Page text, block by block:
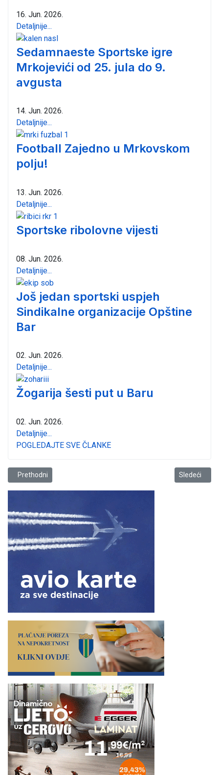
16. Jun. 2026.
Detaljnije...
Sedamnaeste Sportske igre
Mrkojevići od 25. jula do 9.
avgusta
14. Jun. 2026.
Detaljnije...
Football Zajedno u Mrkovskom
polju!
13. Jun. 2026.
Detaljnije...
Sportske ribolovne vijesti
08. Jun. 2026.
Detaljnije...
Još jedan sportski uspjeh
Sindikalne organizacije Opštine
Bar
02. Jun. 2026.
Detaljnije...
Žogarija šesti put u Baru
02. Jun. 2026.
Detaljnije...
POGLEDAJTE SVE ČLANKE
Prethodni članak: ŽOK „Luka Bar“ poziva navijače u SC Topolica
Prethodni Sledeći
Sledeći